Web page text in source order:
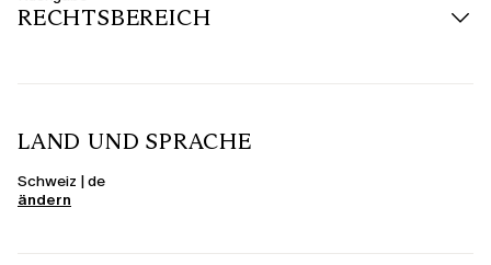
RECHTSBEREICH
LAND UND SPRACHE
Schweiz | de
ändern